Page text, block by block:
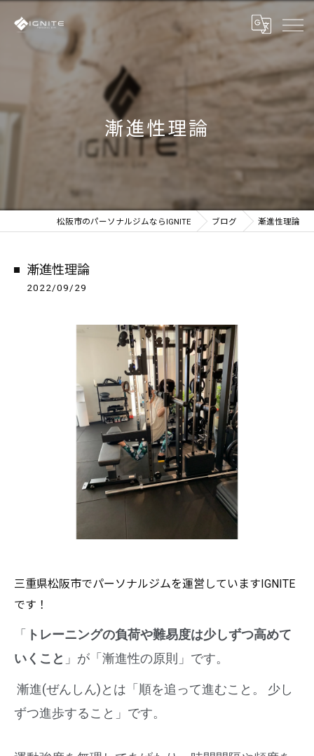
漸進性理論
松阪市のパーソナルジムならIGNITE ブログ 漸進性理論
漸進性理論
2022/09/29
三重県松阪市でパーソナルジムを運営していますIGNITE
です！
「
トレーニングの負荷や難易度は少しずつ高めて
いくこと 」が「 漸進性の原則」です。
漸進(ぜんしん)とは「順を追って進むこと。 少し
ずつ進歩すること」です。